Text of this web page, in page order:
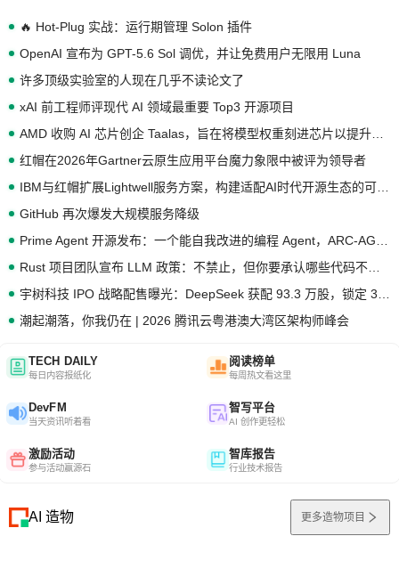
🔥 Hot-Plug 实战：运行期管理 Solon 插件
OpenAI 宣布为 GPT-5.6 Sol 调优，并让免费用户无限用 Luna
许多顶级实验室的人现在几乎不读论文了
xAI 前工程师评现代 AI 领域最重要 Top3 开源项目
红帽在2026年Gartner云原生应用平台魔力象限中被评为领导者
GitHub 再次爆发大规模服务降级
潮起潮落，你我仍在 | 2026 腾讯云粤港澳大湾区架构师峰会
TECH DAILY
每日内容报纸化
阅读榜单
每周热文看这里
DevFM
当天资讯听着看
智写平台
AI 创作更轻松
激励活动
参与活动赢源石
智库报告
行业技术报告
AI 造物 更多造物项目